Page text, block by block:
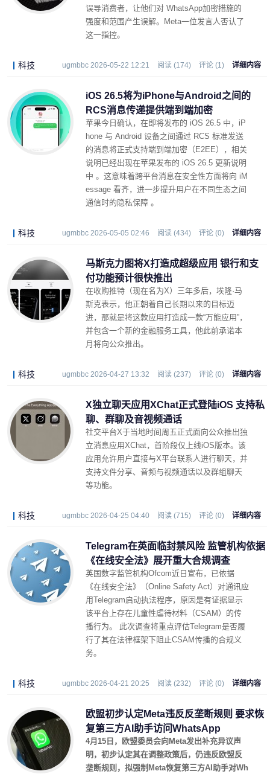
误导消费者，让他们对 WhatsApp加密措施的
强度和范围产生误解。Meta一位发言人否认了
这一指控。
科技 ugmbbc 2026-05-22 12:21 阅读 (174) 评论 (1) 详细内容
iOS 26.5将为iPhone与Android之间的
RCS消息传递提供端到端加密
苹果今日确认，在即将发布的 iOS 26.5 中，iP
hone 与 Android 设备之间通过 RCS 标准发送
的消息将正式支持端到端加密（E2EE），相关
说明已经出现在苹果发布的 iOS 26.5 更新说明
中 。这意味着跨平台消息在安全性方面将向 iM
essage 看齐，进一步提升用户在不同生态之间
通信时的隐私保障 。
科技 ugmbbc 2026-05-05 02:46 阅读 (434) 评论 (0) 详细内容
马斯克力图将X打造成超级应用 银行和支
付功能预计很快推出
在收购推特（现在名为X）三年多后，埃隆·马
斯克表示，他正朝着自己长期以来的目标迈
进，那就是将这款应用打造成一款“万能应用”，
并包含一个新的金融服务工具，他此前承诺本
月将向公众推出。
科技 ugmbbc 2026-04-27 13:32 阅读 (237) 评论 (0) 详细内容
X独立聊天应用XChat正式登陆iOS 支持私
聊、群聊及音视频通话
社交平台X于当地时间周五正式面向公众推出独
立消息应用XChat，首阶段仅上线iOS版本。该
应用允许用户直接与X平台联系人进行聊天，并
支持文件分享、音频与视频通话以及群组聊天
等功能。
科技 ugmbbc 2026-04-25 04:40 阅读 (715) 评论 (0) 详细内容
Telegram在英面临封禁风险 监管机构依据
《在线安全法》展开重大合规调查
英国数字监管机构Ofcom近日宣布，已依据
《在线安全法》（Online Safety Act）对通讯应
用Telegram启动执法程序，原因是有证据显示
该平台上存在儿童性虐待材料（CSAM）的传
播行为。 此次调查将重点评估Telegram是否履
行了其在法律框架下阻止CSAM传播的合规义
务。
科技 ugmbbc 2026-04-21 20:25 阅读 (232) 评论 (0) 详细内容
欧盟初步认定Meta违反反垄断规则 要求恢
复第三方AI助手访问WhatsApp
4月15日，欧盟委员会向Meta发出补充异议声
明，初步认定其在调整政策后，仍违反欧盟反
垄断规则，拟强制Meta恢复第三方AI助手对Wh